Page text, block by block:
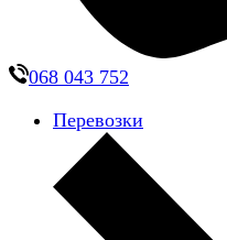
068 043 752
Перевозки